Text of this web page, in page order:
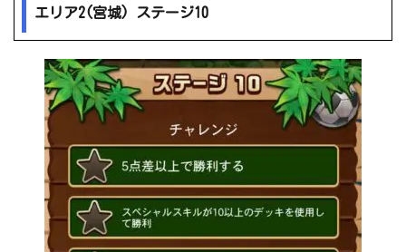
エリア2(宮城) ステージ10